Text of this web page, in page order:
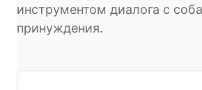
инструментом диалога с
принуждения.